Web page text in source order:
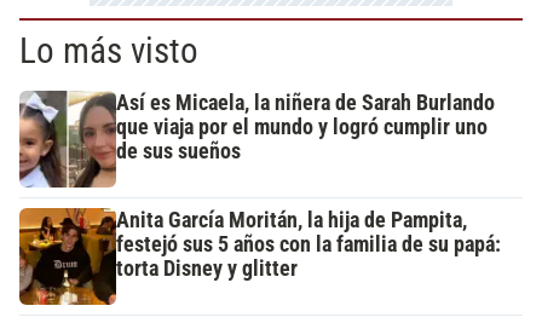
Lo más visto
Así es Micaela, la niñera de Sarah Burlando
que viaja por el mundo y logró cumplir uno
de sus sueños
Anita García Moritán, la hija de Pampita,
festejó sus 5 años con la familia de su papá:
torta Disney y glitter